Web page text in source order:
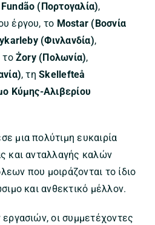
Fundão (Πορτογαλία),
έργου, το Mostar (Βοσνία
(Φινλανδία),
τοŻory (Πολωνία),
, τηSkellefteå
Κύμης-Αλιβερίου
μια πολύτιμη ευκαιρία
και ανταλλαγής καλών
που μοιράζονται το ίδιο
και ανθεκτικό μέλλον.
οι συμμετέχοντες